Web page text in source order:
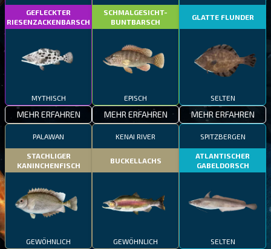
GEFLECKTER
RIESENZACKENBARSCH
MYTHISCH
MEHR ERFAHREN
SCHMALGESICHT-
BUNTBARSCH
EPISCH
MEHR ERFAHREN
GLATTE FLUNDER
SELTEN
MEHR ERFAHREN
PALAWAN
STACHLIGER
KANINCHENFISCH
GEWÖHNLICH
KENAI RIVER
BUCKELLACHS
GEWÖHNLICH
SPITZBERGEN
ATLANTISCHER
GABELDORSCH
SELTEN